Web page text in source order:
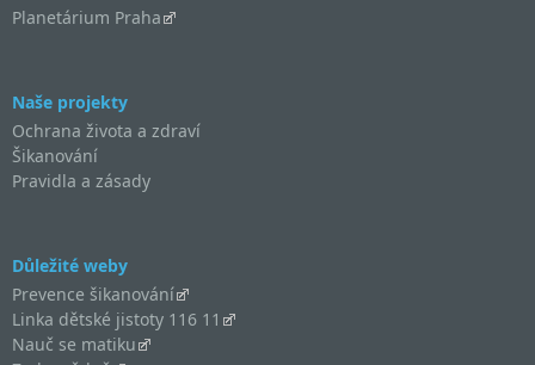
Planetárium Praha
Naše projekty
Ochrana života a zdraví
Šikanování
Pravidla a zásady
Důležité weby
Prevence šikanování
Linka dětské jistoty 116 11
Nauč se matiku